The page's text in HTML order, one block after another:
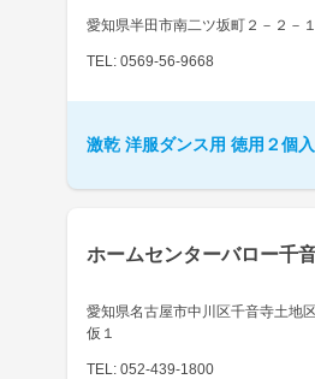
愛知県半田市南二ツ坂町２－２－１
TEL: 0569-56-9668
激乾 洋服ダンス用 徳用２個入
ホームセンターバロー千
愛知県名古屋市中川区千音寺土地
仮１
TEL: 052-439-1800